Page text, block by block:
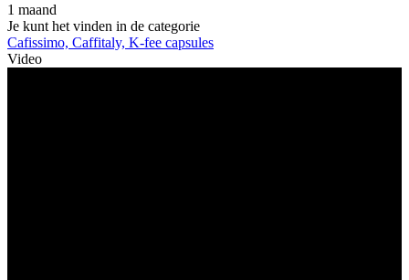
1 maand
Je kunt het vinden in de categorie
Cafissimo, Caffitaly, K-fee capsules
Video